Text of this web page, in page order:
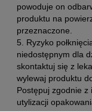
powoduje on
produktu na
przeznaczone.
5. Ryzyko
niedostępnym dla
skontaktuj się z
wylewaj produktu
Postępuj zgodnie z
utylizacji